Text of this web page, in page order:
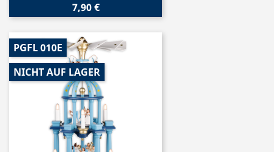
7,90 €
PGFL 010E
NICHT AUF LAGER